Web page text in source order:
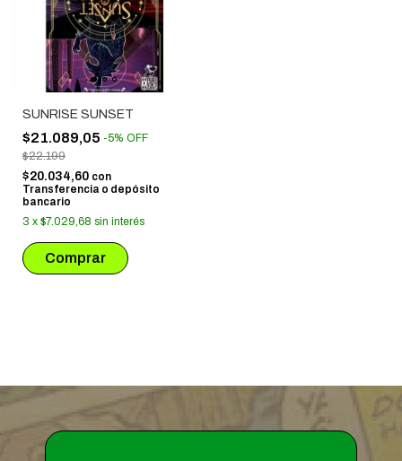
SUNRISE SUNSET
$21.089,05 -5% OFF
$22.199
$20.034,60 con
Transferencia o depósito
bancario
3 x $7.029,68 sin interés